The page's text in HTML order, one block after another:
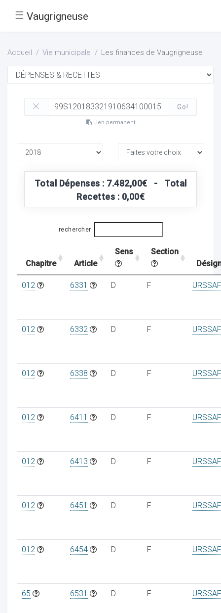
☰ Vaugrigneuse
Accueil Vie municipale Les finances de Vaugrigneuse
Go!
Lien permanent
Total Dépenses : 7.482,00€ - Total
Recettes : 0,00€
rechercher
Chapitre Article
Sens
Section
012 6331 D F
012 6332 D F
012 6338 D F
012 6411 D F
012 6413 D F
012 6451 D F
012 6454 D F
65 6531 D F